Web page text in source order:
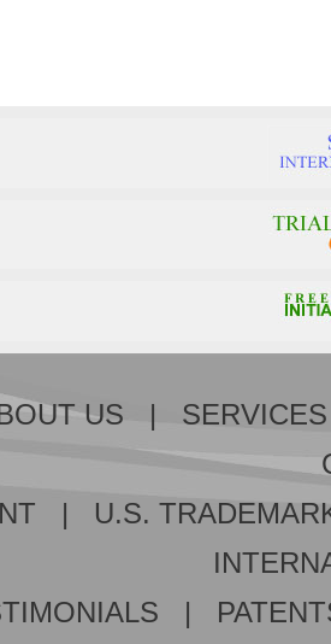
US | SERVICES
| U.S.
|